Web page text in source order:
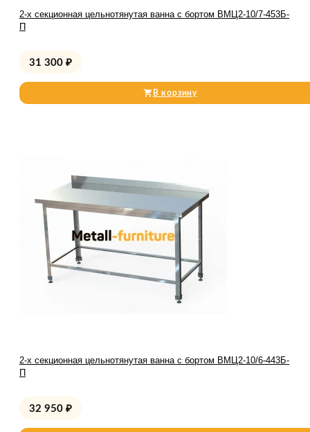
2-х секционная цельнотянутая ванна с бортом ВМЦ2-10/7-453Б-
П
31 300 ₽
В корзину
2-х секционная цельнотянутая ванна с бортом ВМЦ2-10/6-443Б-
П
32 950 ₽